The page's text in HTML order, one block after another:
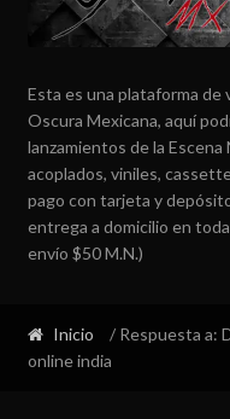
Esta es una plataforma de
Oscura Mexicana, aquí
lanzamientos de la Escena
acoplados, viniles,
pago con tarjeta y
entrega a domicilio en
envío $50 M.N.)
Inicio
/ Respuesta a:
online india